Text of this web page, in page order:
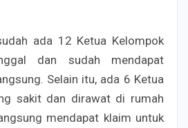
ada 12 Ketua Kelompok
dan sudah mendapat
Selain itu, ada 6 Ketua
sakit dan dirawat di rumah
mendapat klaim untuk